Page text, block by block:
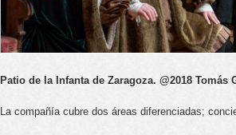
Patio de la Infanta de Zaragoza. @2018 Tomás
La compañía cubre dos áreas diferenciadas;